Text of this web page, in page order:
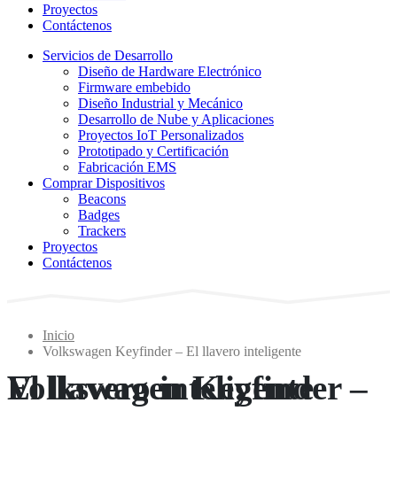
Proyectos
Contáctenos
Servicios de Desarrollo
Diseño de Hardware Electrónico
Firmware embebido
Diseño Industrial y Mecánico
Desarrollo de Nube y Aplicaciones
Proyectos IoT Personalizados
Prototipado y Certificación
Fabricación EMS
Comprar Dispositivos
Beacons
Badges
Trackers
Proyectos
Contáctenos
Inicio
Volkswagen Keyfinder – El llavero inteligente
Volkswagen Keyfinder – El llavero inteligente